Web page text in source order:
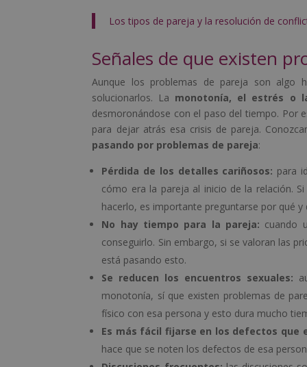
Los tipos de pareja y la resolución de
Señales de que existen
Aunque los problemas de pareja son algo
solucionarlos. La monotonía, el estrés o
desmoronándose con el paso del tiempo. Por
para dejar atrás esa crisis de pareja.
pasando por problemas de pareja:
Pérdida de los detalles cariñosos: para
cómo era la pareja al inicio de la relación.
hacerlo, es importante preguntarse por qué
No hay tiempo para la pareja: cuando
conseguirlo. Sin embargo, si se valoran las
está pasando esto.
Se reducen los encuentros sexuales:
monotonía, sí que existen problemas de
físico con esa persona y esto dura mucho
Es más fácil fijarse en los defectos que
hace que se noten los defectos de esa